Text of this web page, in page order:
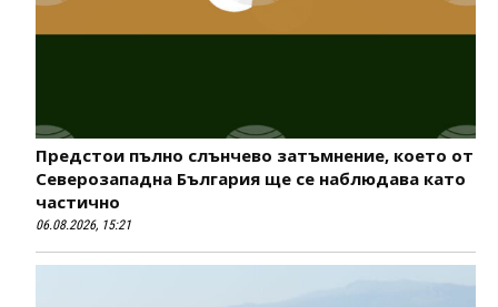
Предстои пълно слънчево затъмнение, което от
Северозападна България ще се наблюдава като
частично
06.08.2026, 15:21